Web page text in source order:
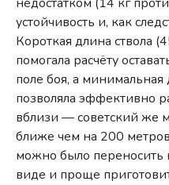
устойчивость и, как
Короткая длина ствола
помогала расчёту
поле боя, а
позволяла эффективно
вблизи — советский же
ближе чем на 200
можно было переносить
виде и проще